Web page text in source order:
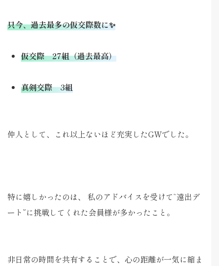
只今、過去最多の仮交際数に✨
仮交際 27組（過去最高）
真剣交際 3組
仲人として、これ以上ないほど充実したGWでした。
特に嬉しかったのは、 私のアドバイスを受けて“遠出デ
ート”に挑戦してくれた会員様が多かったこと。
非日常の時間を共有することで、心の距離が一気に縮ま